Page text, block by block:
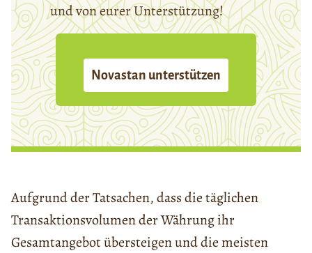
und von eurer Unterstützung!
Novastan unterstützen
Aufgrund der Tatsachen, dass die täglichen
Transaktionsvolumen der Währung ihr
Gesamtangebot übersteigen und die meisten